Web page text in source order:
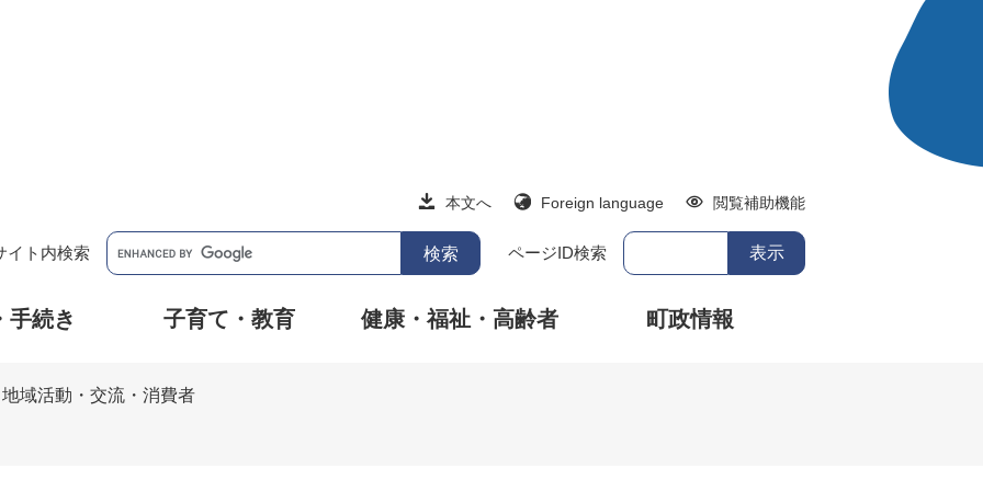
本文へ Foreign language 閲覧補助機能
イト内検索 ページID検索
手続き 子育て・教育 健康・福祉・高齢者 町政情報
地域活動・交流・消費者